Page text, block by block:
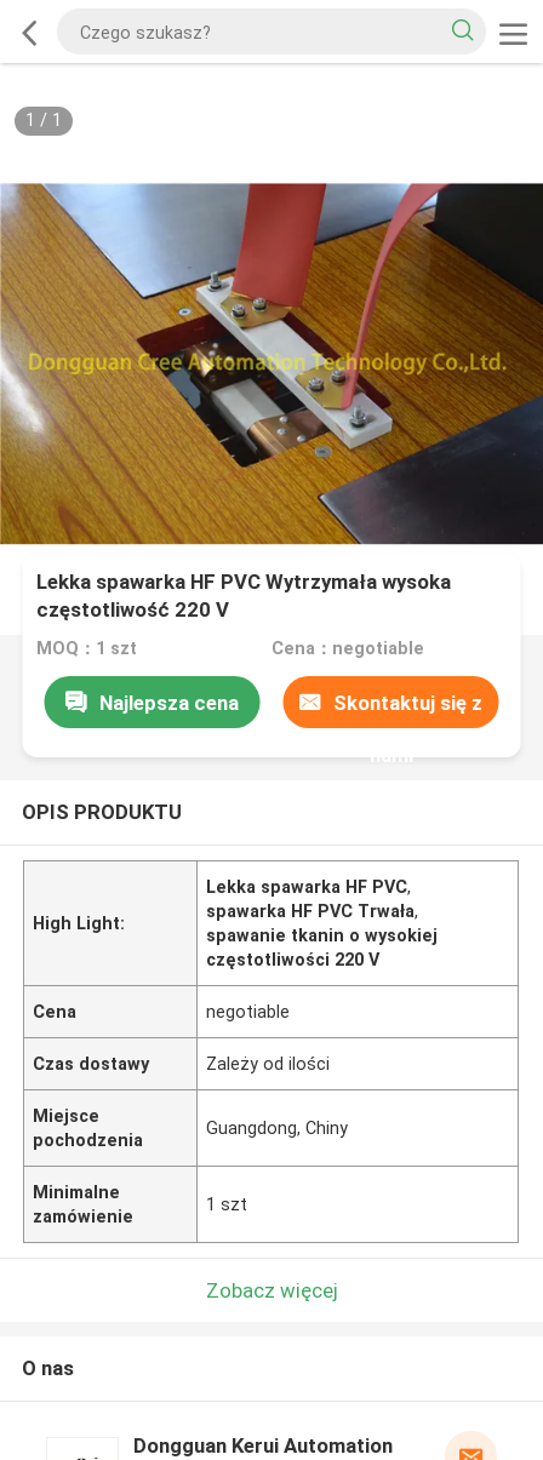
1 / 1
Lekka spawarka HF PVC Wytrzymała wysoka
częstotliwość 220 V
MOQ：1 szt Cena：negotiable
Najlepsza cena Skontaktuj się z
nami
OPIS PRODUKTU
High Light:
Lekka spawarka HF PVC,
spawarka HF PVC Trwała,
spawanie tkanin o wysokiej
częstotliwości 220 V
Cena negotiable
Czas dostawy Zależy od ilości
Miejsce
pochodzenia
Guangdong, Chiny
Minimalne
zamówienie
1 szt
Zobacz więcej
O nas
Dongguan Kerui Automation